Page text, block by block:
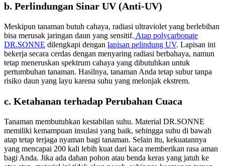
b. Perlindungan Sinar UV (Anti-UV)
Meskipun tanaman butuh cahaya, radiasi ultraviolet yang berlebihan
bisa merusak jaringan daun yang sensitif. Atap polycarbonate
DR.SONNE dilengkapi dengan lapisan pelindung UV. Lapisan ini
bekerja secara cerdas dengan menyaring radiasi berbahaya, namun
tetap meneruskan spektrum cahaya yang dibutuhkan untuk
pertumbuhan tanaman. Hasilnya, tanaman Anda tetap subur tanpa
risiko daun yang layu karena suhu yang melonjak ekstrem.
c. Ketahanan terhadap Perubahan Cuaca
Tanaman membutuhkan kestabilan suhu. Material DR.SONNE
memiliki kemampuan insulasi yang baik, sehingga suhu di bawah
atap tetap terjaga nyaman bagi tanaman. Selain itu, kekuatannya
yang mencapai 200 kali lebih kuat dari kaca memberikan rasa aman
bagi Anda. Jika ada dahan pohon atau benda keras yang jatuh ke